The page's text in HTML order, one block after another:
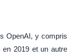
OpenAI, y compris
en 2019 et un autre